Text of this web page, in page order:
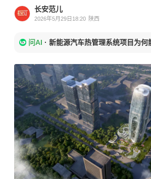
长安范儿
2026年5月29日18:20 陕西
问AI · 新能源汽车热管理系统项目为何